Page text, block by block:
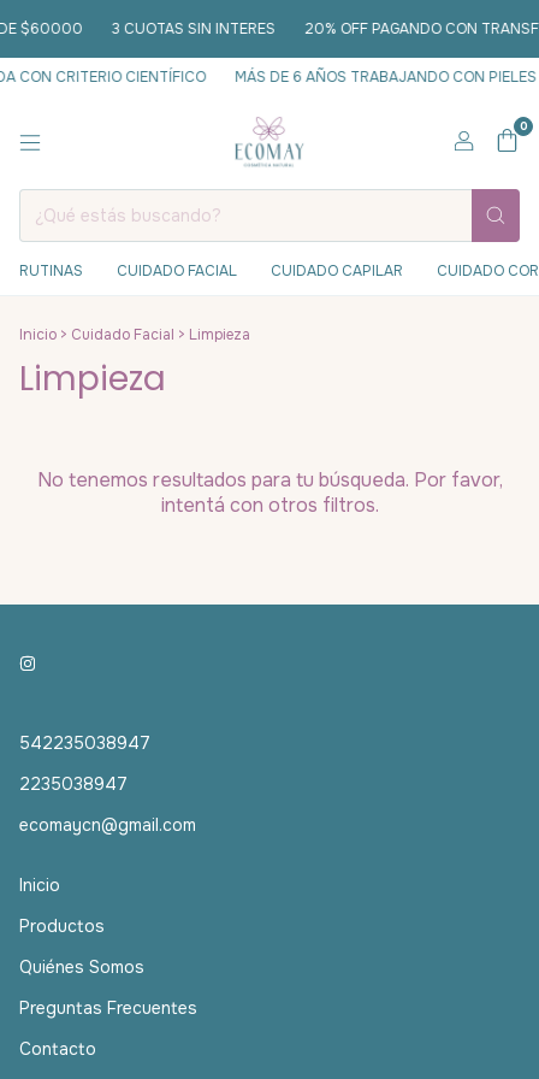
DE $60000 3 CUOTAS SIN INTERES 20% OFF PAGANDO CON
CON CRITERIO CIENTÍFICO MÁS DE 6 AÑOS TRABAJANDO CON PIELES
0
RUTINAS CUIDADO FACIAL CUIDADO CAPILAR CUIDADO
Inicio > Cuidado Facial > Limpieza
Limpieza
No tenemos resultados para tu búsqueda. Por favor,
intentá con otros filtros.
542235038947
2235038947
ecomaycn@gmail.com
Inicio
Productos
Quiénes Somos
Preguntas Frecuentes
Contacto